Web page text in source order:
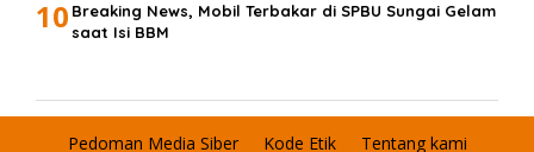
10 Breaking News, Mobil Terbakar di SPBU Sungai Gelam
saat Isi BBM
Pedoman Media Siber Kode Etik
Tentang kami